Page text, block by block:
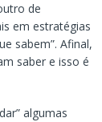
de
em estratégias
sabem”. Afinal,
saber e isso é
algumas